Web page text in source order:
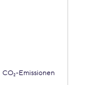
CO₂-Emissionen